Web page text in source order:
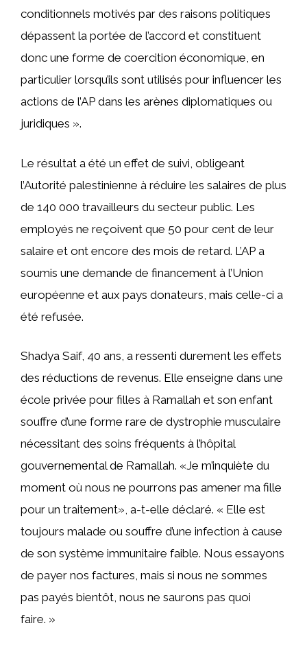
conditionnels motivés par des raisons politiques
dépassent la portée de l’accord et constituent
donc une forme de coercition économique, en
particulier lorsqu’ils sont utilisés pour influencer les
actions de l’AP dans les arènes diplomatiques ou
juridiques ».
Le résultat a été un effet de suivi, obligeant
l’Autorité palestinienne à réduire les salaires de plus
de 140 000 travailleurs du secteur public. Les
employés ne reçoivent que 50 pour cent de leur
salaire et ont encore des mois de retard. L’AP a
soumis une demande de financement à l’Union
européenne et aux pays donateurs, mais celle-ci a
été refusée.
Shadya Saif, 40 ans, a ressenti durement les effets
des réductions de revenus. Elle enseigne dans une
école privée pour filles à Ramallah et son enfant
souffre d’une forme rare de dystrophie musculaire
nécessitant des soins fréquents à l’hôpital
gouvernemental de Ramallah. «Je m’inquiète du
moment où nous ne pourrons pas amener ma fille
pour un traitement», a-t-elle déclaré. « Elle est
toujours malade ou souffre d’une infection à cause
de son système immunitaire faible. Nous essayons
de payer nos factures, mais si nous ne sommes
pas payés bientôt, nous ne saurons pas quoi
faire. »